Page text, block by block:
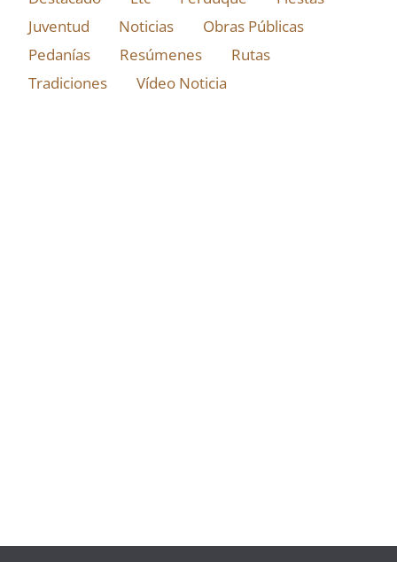
Juventud
Noticias
Obras Públicas
Pedanías
Resúmenes
Rutas
Tradiciones
Vídeo Noticia